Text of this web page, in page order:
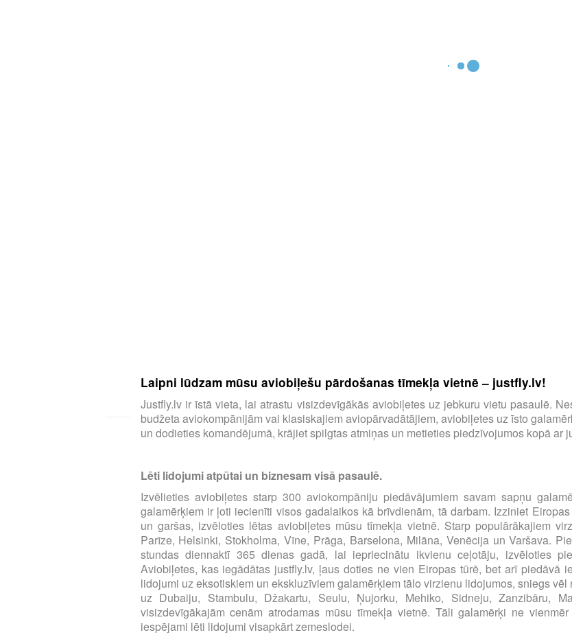
Laipni lūdzam mūsu aviobiļešu pārdošanas tīmekļa vietnē – justfly.lv!
Justfly.lv ir īstā vieta, lai atrastu visizdevīgākās aviobiļetes uz jebkuru vietu pasaulē.
budžeta aviokompānijām vai klasiskajiem aviopārvadātājiem, aviobiļetes uz īsto
un dodieties komandējumā, krājiet spilgtas atmiņas un metieties piedzīvojumos kopā ar
Lēti lidojumi atpūtai un biznesam visā pasaulē.
Izvēlieties aviobiļetes starp 300 aviokompāniju piedāvājumiem savam sapņu
galamērķiem ir ļoti iecienīti visos gadalaikos kā brīvdienām, tā darbam. Izziniet
un garšas, izvēloties lētas aviobiļetes mūsu tīmekļa vietnē. Starp populārākajiem
Parīze, Helsinki, Stokholma, Vīne, Prāga, Barselona, Milāna, Venēcija un Varšava.
stundas diennaktī 365 dienas gadā, lai iepriecinātu ikvienu ceļotāju, izvēloties
Aviobiļetes, kas iegādātas justfly.lv, ļaus doties ne vien Eiropas tūrē, bet arī piedāvā
lidojumi uz eksotiskiem un ekskluzīviem galamērķiem tālo virzienu lidojumos, sniegs
uz Dubaiju, Stambulu, Džakartu, Seulu, Ņujorku, Mehiko, Sidneju, Zanzibāru,
visizdevīgākajām cenām atrodamas mūsu tīmekļa vietnē. Tāli galamērķi ne
iespējami lēti lidojumi visapkārt zemeslodei.